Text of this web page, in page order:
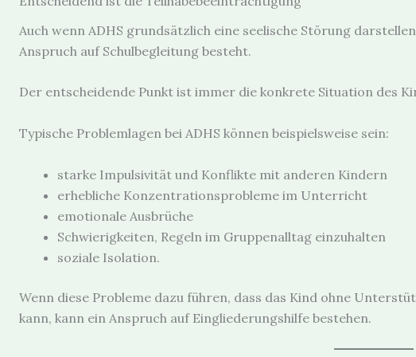
Auch wenn ADHS grundsätzlich eine seelische Störung
Anspruch auf Schulbegleitung besteht.
Der entscheidende Punkt ist immer die konkrete Situation des
Typische Problemlagen bei ADHS können beispielsweise sein:
starke Impulsivität und Konflikte mit anderen Kindern
erhebliche Konzentrationsprobleme im Unterricht
emotionale Ausbrüche
Schwierigkeiten, Regeln im Gruppenalltag einzuhalten
soziale Isolation.
Wenn diese Probleme dazu führen, dass das Kind ohne
kann, kann ein Anspruch auf Eingliederungshilfe bestehen.